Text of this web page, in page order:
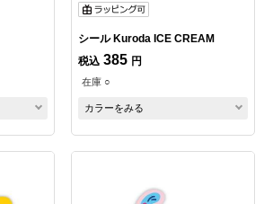
シール Kuroda ICE CREAM
税込 385 円
在庫 ○
カラーをみる